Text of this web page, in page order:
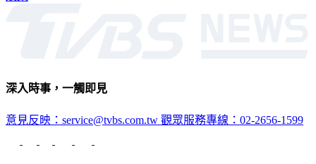
深入時事，一觸即見
意見反映：service@tvbs.com.tw 觀眾服務專線：02-2656-1599